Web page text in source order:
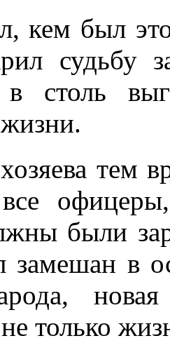
кем был
в столь
тем
были
замешан в
только